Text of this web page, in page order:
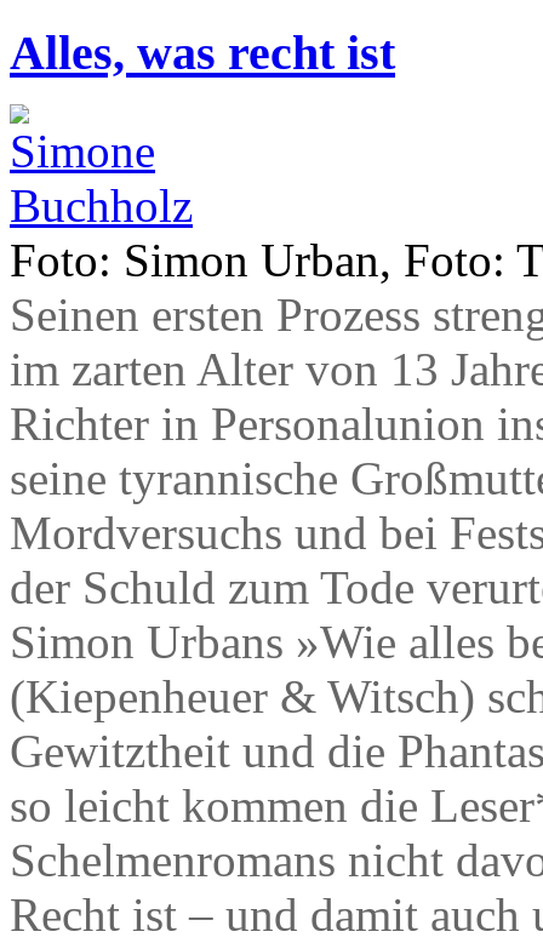
Alles, was recht ist
Foto: Simon Urban, Foto:
Seinen ersten Prozess
im zarten Alter von 13
Richter in Personalunion
seine tyrannische
Mordversuchs und bei
der Schuld zum Tode
Simon Urbans »Wie alles
(Kiepenheuer & Witsch)
Gewitztheit und die
so leicht kommen die
Schelmenromans nicht
Recht ist – und damit auch